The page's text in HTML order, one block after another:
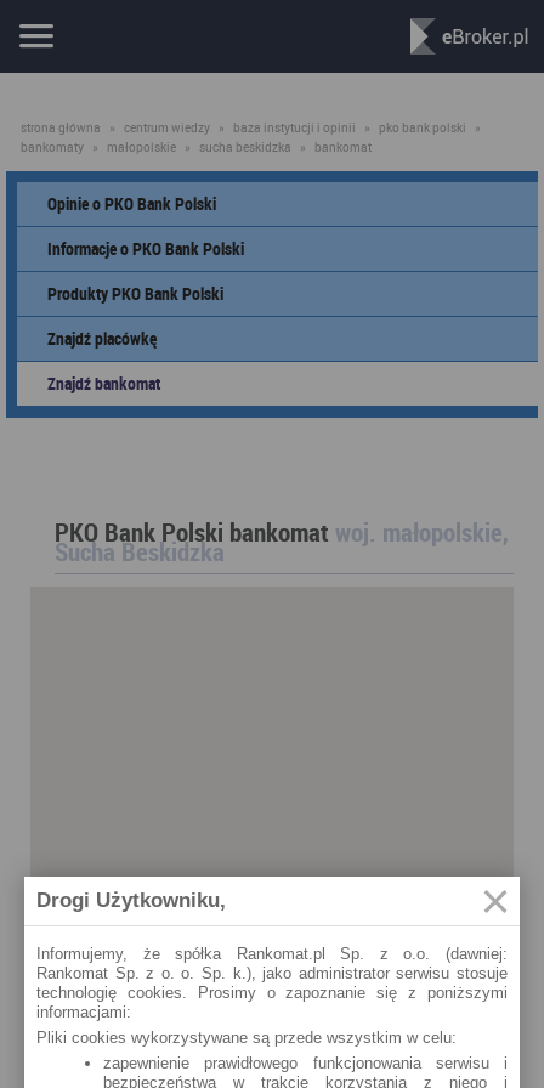
strona główna » centrum wiedzy » baza instytucji i opinii » pko bank polski
»
bankomaty » małopolskie » sucha beskidzka » bankomat
Opinie o PKO Bank Polski
Informacje o PKO Bank Polski
Produkty PKO Bank Polski
Znajdź placówkę
Znajdź bankomat
PKO Bank Polski bankomat woj. małopolskie,
Sucha Beskidzka
Drogi Użytkowniku,
Informujemy, że spółka Rankomat.pl Sp. z o.o. (dawniej:
Rankomat Sp. z o. o. Sp. k.), jako administrator serwisu stosuje
technologię cookies. Prosimy o zapoznanie się z poniższymi
informacjami:
Pliki cookies wykorzystywane są przede wszystkim w celu:
zapewnienie prawidłowego funkcjonowania serwisu i
bezpieczeństwa w trakcie korzystania z niego i